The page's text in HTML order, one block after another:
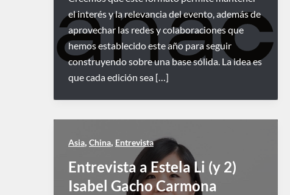
el interés y la relevancia del evento, además de
aprovechar las redes y colaboraciones que
hemos establecido este año para seguir
construyendo sobre una base sólida. La idea es
que cada edición sea […]
Asia China Entrevista
Entrevista a Estela Li (y 2)
Isabel Gacho Carmona